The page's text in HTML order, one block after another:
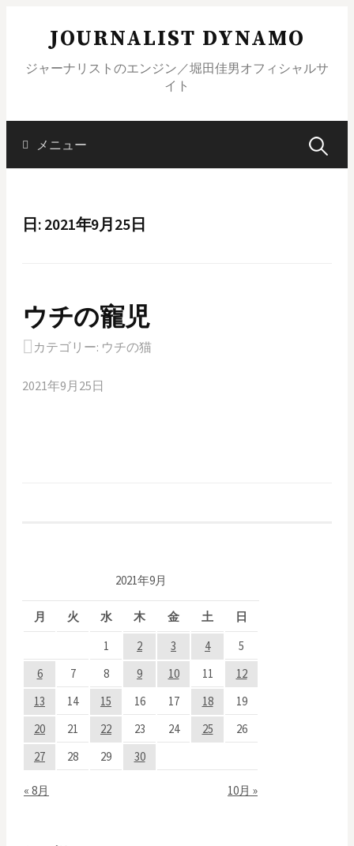
ッ
JOURNALIST DYNAMO
ジャーナリストのエンジン／堀田佳男オフィシャルサ
イト
メニュー 検
日: 2021年9月25日
ウチの寵児
カテゴリー: ウチの猫
2021年9月25日
2021年9月
月 火 水 木 金 土 日
« 8月 10月 »
1 2 3 4
5
6
7 8 9 10 11
12
13
14 15 16 17 18
19
20
21 22 23 24 25
26
27
28 29 30